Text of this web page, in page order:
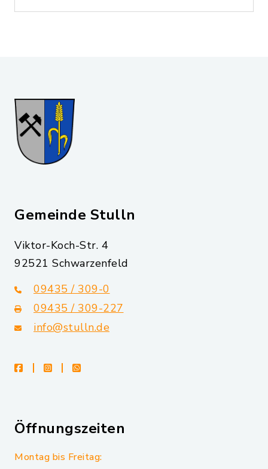
Gemeinde Stulln
Viktor-Koch-Str. 4
92521 Schwarzenfeld
09435 / 309-0
09435 / 309-227
info@stulln.de
facebookinstagramwhatsapp
Öffnungszeiten
Montag bis Freitag: